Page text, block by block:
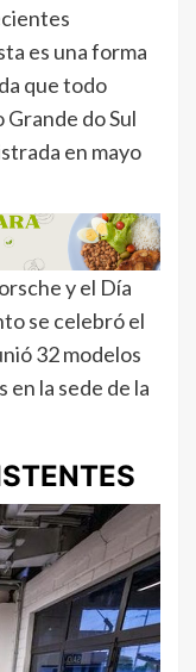
es una forma
que todo
Grande do Sul
en mayo
y el Día
se celebró el
32 modelos
la sede de la